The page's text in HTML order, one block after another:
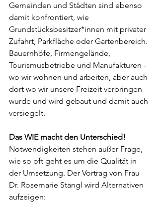
Gemeinden und Städten sind ebenso
damit konfrontiert, wie
Grundstücksbesitzer*innen mit privater
Zufahrt, Parkfläche oder Gartenbereich.
Bauernhöfe, Firmengelände,
Tourismusbetriebe und Manufakturen -
wo wir wohnen und arbeiten, aber auch
dort wo wir unsere Freizeit verbringen
wurde und wird gebaut und damit auch
versiegelt.
Das WIE macht den Unterschied!
Notwendigkeiten stehen außer Frage,
wie so oft geht es um die Qualität in
der Umsetzung. Der Vortrag von Frau
Dr. Rosemarie Stangl wird Alternativen
aufzeigen: